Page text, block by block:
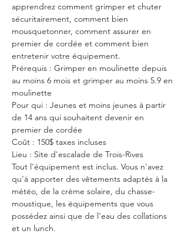
apprendrez comment grimper et chuter
sécuritairement, comment bien
mousquetonner, comment assurer en
premier de cordée et comment bien
entretenir votre équipement.
Prérequis : Grimper en moulinette depuis
au moins 6 mois et grimper au moins 5.9 en
moulinette
Pour qui : Jeunes et moins jeunes à partir
de 14 ans qui souhaitent devenir en
premier de cordée
Coût : 150$ taxes incluses
Lieu : Site d'escalade de Trois-Rives
Tout l'équipement est inclus. Vous n'avez
qu'à apporter des vêtements adaptés à la
météo, de la crème solaire, du chasse-
moustique, les équipements que vous
possédez ainsi que de l'eau des collations
et un lunch.